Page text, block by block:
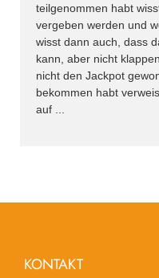
teilgenommen habt
vergeben werden und
wisst dann auch, dass
kann, aber nicht
nicht den Jackpot
bekommen habt
auf ...
KONTAKT